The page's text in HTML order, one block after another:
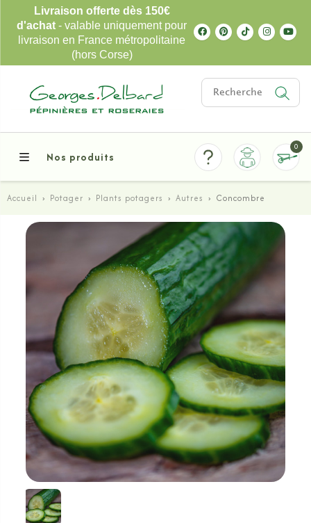
Livraison offerte dès 150€
d'achat - valable uniquement pour
livraison en France métropolitaine
(hors Corse)
Nos produits
0
Accueil › Potager › Plants potagers › Autres › Concombre